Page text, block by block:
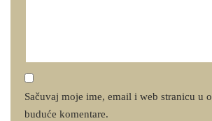
Sačuvaj moje ime, email i web stranicu u
buduće komentare.